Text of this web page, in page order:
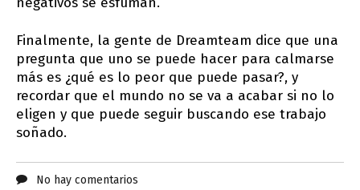
Finalmente, la gente de Dreamteam dice que una
pregunta que uno se puede hacer para calmarse
más es ¿qué es lo peor que puede pasar?, y
recordar que el mundo no se va a acabar si no lo
eligen y que puede seguir buscando ese trabajo
soñado.
No hay comentarios